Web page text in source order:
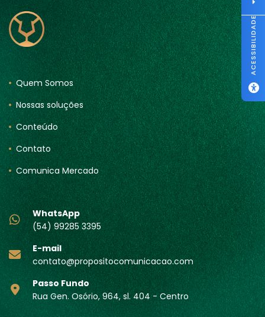
Quem Somos
Nossas soluções
Conteúdo
Contato
Comunica Mercado
WhatsApp
(54) 99285 3395
E-mail
contato@propositocomunicacao.com
Passo Fundo
Rua Gen. Osório, 964, sl. 404 - Centro
ACESSIBILIDADE